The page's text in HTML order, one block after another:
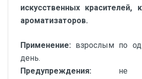
искусственных красителей,
ароматизаторов.
Применение: взрослым по
день.
Предупреждения: не